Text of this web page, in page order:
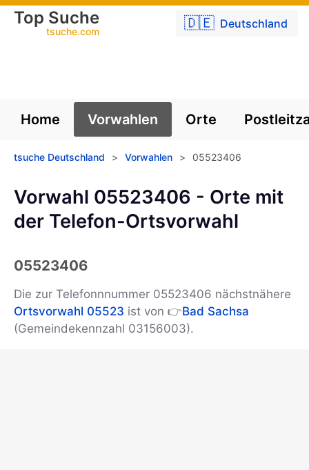
🇩🇪 Deutschland
Top Suche
tsuche.com
Home Vorwahlen Orte
tsuche Deutschland > Vorwahlen > 05523406
Vorwahl 05523406 - Orte mit
der Telefon-Ortsvorwahl
05523406
Die zur Telefonnnummer 05523406 nächstnähere
Ortsvorwahl 05523 ist von 👉Bad Sachsa
(Gemeindekennzahl 03156003).